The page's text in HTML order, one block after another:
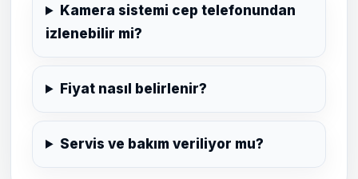
Kamera sistemi cep telefonundan
izlenebilir mi?
Fiyat nasıl belirlenir?
Servis ve bakım veriliyor mu?